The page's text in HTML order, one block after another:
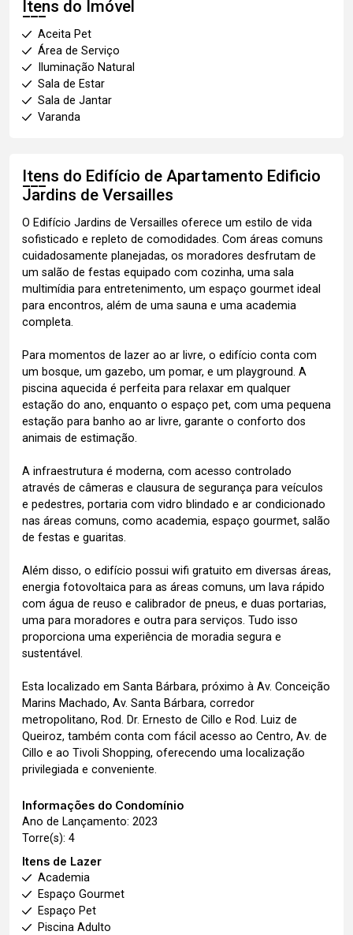
Itens do Imóvel
Aceita Pet
Área de Serviço
Iluminação Natural
Sala de Estar
Sala de Jantar
Varanda
Itens do Edifício de Apartamento Edificio
Jardins de Versailles
O Edifício Jardins de Versailles oferece um estilo de vida
sofisticado e repleto de comodidades. Com áreas comuns
cuidadosamente planejadas, os moradores desfrutam de
um salão de festas equipado com cozinha, uma sala
multimídia para entretenimento, um espaço gourmet ideal
para encontros, além de uma sauna e uma academia
completa.
Para momentos de lazer ao ar livre, o edifício conta com
um bosque, um gazebo, um pomar, e um playground. A
piscina aquecida é perfeita para relaxar em qualquer
estação do ano, enquanto o espaço pet, com uma pequena
estação para banho ao ar livre, garante o conforto dos
animais de estimação.
A infraestrutura é moderna, com acesso controlado
através de câmeras e clausura de segurança para veículos
e pedestres, portaria com vidro blindado e ar condicionado
nas áreas comuns, como academia, espaço gourmet, salão
de festas e guaritas.
Além disso, o edifício possui wifi gratuito em diversas áreas,
energia fotovoltaica para as áreas comuns, um lava rápido
com água de reuso e calibrador de pneus, e duas portarias,
uma para moradores e outra para serviços. Tudo isso
proporciona uma experiência de moradia segura e
sustentável.
Esta localizado em Santa Bárbara, próximo à Av. Conceição
Marins Machado, Av. Santa Bárbara, corredor
metropolitano, Rod. Dr. Ernesto de Cillo e Rod. Luiz de
Queiroz, também conta com fácil acesso ao Centro, Av. de
Cillo e ao Tivoli Shopping, oferecendo uma localização
privilegiada e conveniente.
Informações do Condomínio
Ano de Lançamento: 2023
Torre(s): 4
Itens de Lazer
Academia
Espaço Gourmet
Espaço Pet
Piscina Adulto